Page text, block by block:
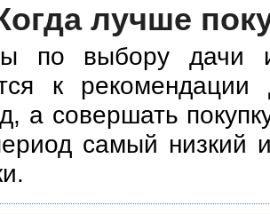
лучше
по выбору дачи
к
а совершать
самый низкий